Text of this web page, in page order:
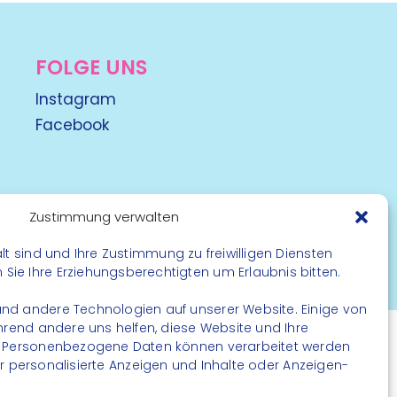
Zustimmung verwalten
sind und Ihre Zustimmung zu freiwilligen Diensten
Ihre Erziehungsberechtigten um Erlaubnis bitten.
andere Technologien auf unserer Website. Einige von
andere uns helfen, diese Website und Ihre
Daten können verarbeitet werden
personalisierte Anzeigen und Inhalte oder Anzeigen-
FOLGE UNS
Instagram
Facebook